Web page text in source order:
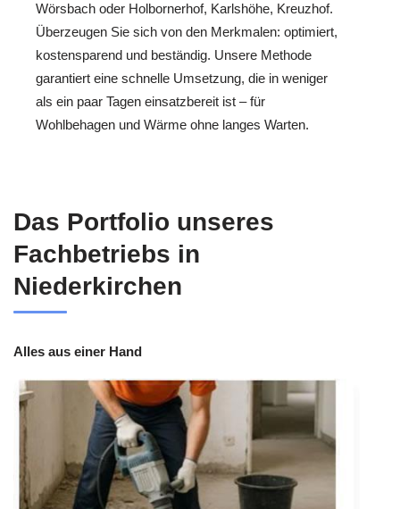
Wörsbach oder Holbornerhof, Karlshöhe, Kreuzhof.
Überzeugen Sie sich von den Merkmalen: optimiert,
kostensparend und beständig. Unsere Methode
garantiert eine schnelle Umsetzung, die in weniger
als ein paar Tagen einsatzbereit ist – für
Wohlbehagen und Wärme ohne langes Warten.
Das Portfolio unseres
Fachbetriebs in
Niederkirchen
Alles aus einer Hand